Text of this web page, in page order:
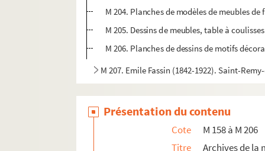
M 204. Planches de modèles de meubles
M 205. Dessins de meubles, table à
M 206. Planches de dessins de motifs
M 207. Emile Fassin (1842-1922). Saint-
Présentation du contenu
Cote
M 158 à M 206
Titre
Archives de la